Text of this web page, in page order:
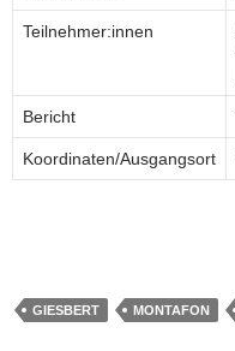
Teilnehmer:innen
Bericht
Koordinaten/Ausgangsort
GIESBERT MONTAFON